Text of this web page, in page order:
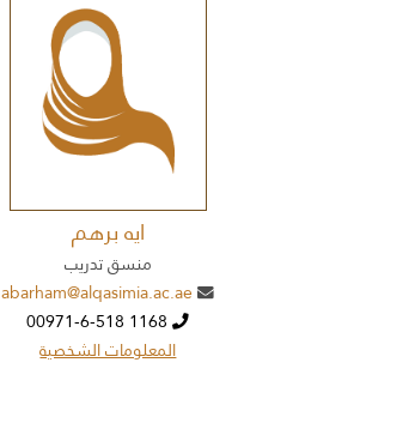
ايه برهم
منسق تدريب
abarham@alqasimia.ac.ae
00971-6-518 1168
المعلومات الشخصية